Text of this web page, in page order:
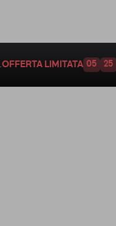
OFFERTA LIMITATA 05 25